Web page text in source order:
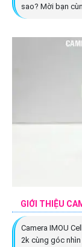
sao? Mời bạn
GIỚI THIỆU
Camera IMOU
2k cùng góc